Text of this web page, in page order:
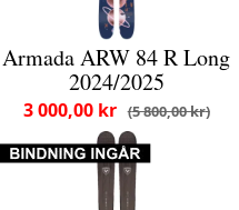
Armada ARW 84 R Long
2024/2025
5 800,00 kr
3 000,00 kr